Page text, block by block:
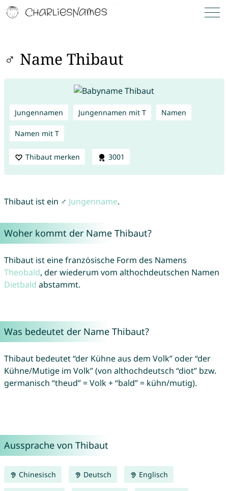
♂ Name Thibaut
Jungennamen Jungennamen mit T Namen
Namen mit T
Thibaut merken 3001
Thibaut ist ein ♂ Jungenname.
Woher kommt der Name Thibaut?
Thibaut ist eine französische Form des Namens
Theobald, der wiederum vom althochdeutschen Namen
Dietbald abstammt.
Was bedeutet der Name Thibaut?
Thibaut bedeutet “der Kühne aus dem Volk” oder “der
Kühne/Mutige im Volk” (von althochdeutsch “diot” bzw.
germanisch “theud” = Volk + “bald” = kühn/mutig).
Aussprache von Thibaut
Chinesisch Deutsch Englisch